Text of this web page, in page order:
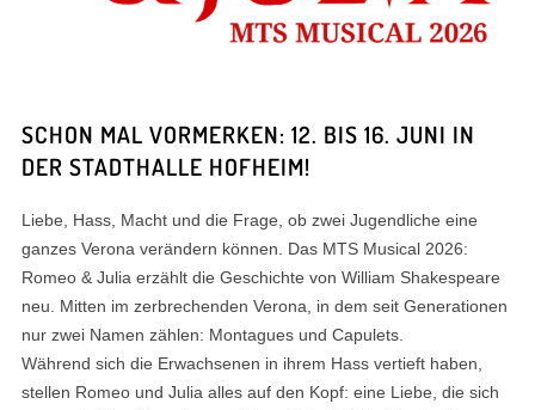
SCHON MAL VORMERKEN: 12. BIS 16. JUNI IN
DER STADTHALLE HOFHEIM!
Liebe, Hass, Macht und die Frage, ob zwei Jugendliche eine
ganzes Verona verändern können. Das MTS Musical 2026:
Romeo & Julia erzählt die Geschichte von William Shakespeare
neu. Mitten im zerbrechenden Verona, in dem seit Generationen
nur zwei Namen zählen: Montagues und Capulets.
Während sich die Erwachsenen in ihrem Hass vertieft haben,
stellen Romeo und Julia alles auf den Kopf: eine Liebe, die sich